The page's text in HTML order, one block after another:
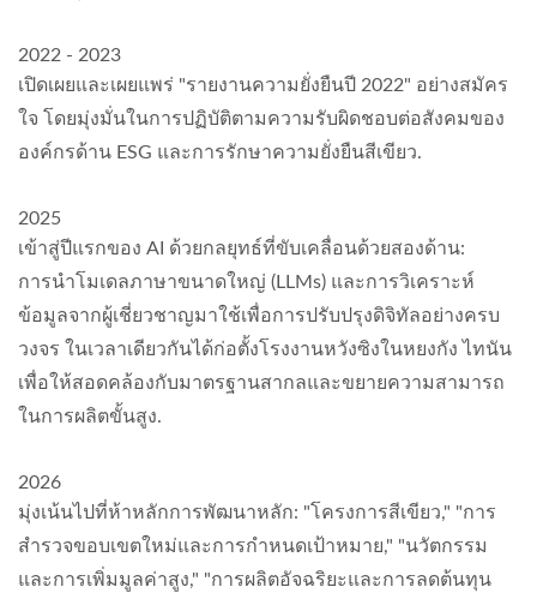
2022 - 2023
เปิดเผยและเผยแพร่ "รายงานความยั่งยืนปี 2022" อย่างสมัคร
ใจ โดยมุ่งมั่นในการปฏิบัติตามความรับผิดชอบต่อสังคมของ
องค์กรด้าน ESG และการรักษาความยั่งยืนสีเขียว.
2025
เข้าสู่ปีแรกของ AI ด้วยกลยุทธ์ที่ขับเคลื่อนด้วยสองด้าน:
การนำโมเดลภาษาขนาดใหญ่ (LLMs) และการวิเคราะห์
ข้อมูลจากผู้เชี่ยวชาญมาใช้เพื่อการปรับปรุงดิจิทัลอย่างครบ
วงจร ในเวลาเดียวกันได้ก่อตั้งโรงงานหวังซิงในหยงกัง ไทนัน
เพื่อให้สอดคล้องกับมาตรฐานสากลและขยายความสามารถ
ในการผลิตขั้นสูง.
2026
มุ่งเน้นไปที่ห้าหลักการพัฒนาหลัก: "โครงการสีเขียว," "การ
สำรวจขอบเขตใหม่และการกำหนดเป้าหมาย," "นวัตกรรม
และการเพิ่มมูลค่าสูง," "การผลิตอัจฉริยะและการลดต้นทุน